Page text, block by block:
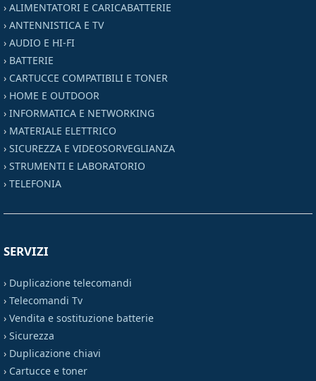
› ALIMENTATORI E CARICABATTERIE
› ANTENNISTICA E TV
› AUDIO E HI-FI
› BATTERIE
› CARTUCCE COMPATIBILI E TONER
› HOME E OUTDOOR
› INFORMATICA E NETWORKING
› MATERIALE ELETTRICO
› SICUREZZA E VIDEOSORVEGLIANZA
› STRUMENTI E LABORATORIO
› TELEFONIA
SERVIZI
› Duplicazione telecomandi
› Telecomandi Tv
› Vendita e sostituzione batterie
› Sicurezza
› Duplicazione chiavi
› Cartucce e toner